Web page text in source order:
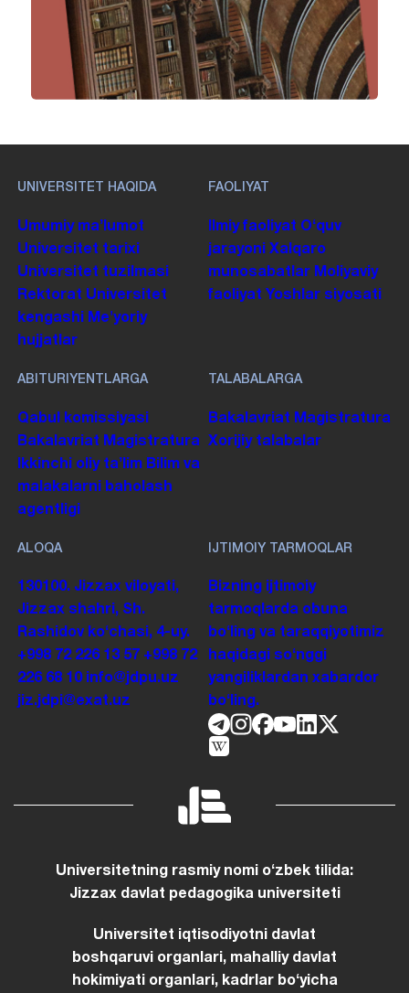
UNIVERSITET HAQIDA
Umumiy maʼlumot
Universitet tarixi
Universitet tuzilmasi
Rektorat Universitet
kengashi Me'yoriy
hujjatlar
FAOLIYAT
Ilmiy faoliyat Oʻquv
jarayoni Xalqaro
munosabatlar Moliyaviy
faoliyat Yoshlar siyosati
ABITURIYENTLARGA
Qabul komissiyasi
Bakalavriat Magistratura
Ikkinchi oliy taʼlim Bilim va
malakalarni baholash
agentligi
TALABALARGA
Bakalavriat Magistratura
Xorijiy talabalar
ALOQA
130100. Jizzax viloyati,
Jizzax shahri, Sh.
Rashidov koʻchasi, 4-uy.
+998 72 226 13 57 +998 72
226 68 10
info@jdpu.uz
jiz.jdpi@exat.uz
IJTIMOIY TARMOQLAR
Bizning ijtimoiy
tarmoqlarda obuna
boʻling va taraqqiyotimiz
haqidagi soʻnggi
yangiliklardan xabardor
boʻling.
Universitetning rasmiy nomi oʻzbek tilida:
Jizzax davlat pedagogika universiteti
Universitet iqtisodiyotni davlat
boshqaruvi organlari, mahalliy davlat
hokimiyati organlari, kadrlar boʻyicha